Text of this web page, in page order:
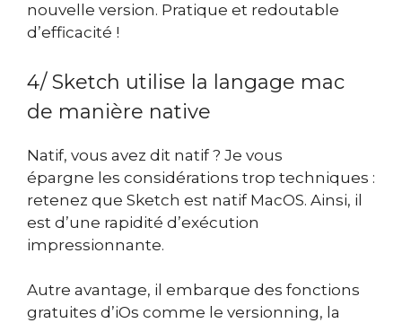
nouvelle version. Pratique et redoutable
d’efficacité !
4/ Sketch utilise la langage mac
de manière native
Natif, vous avez dit natif ? Je vous
épargne les considérations trop techniques :
retenez que Sketch est natif MacOS. Ainsi, il
est d’une rapidité d’exécution
impressionnante.
Autre avantage, il embarque des fonctions
gratuites d’iOs comme le versionning, la